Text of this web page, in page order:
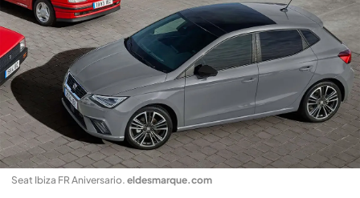
Seat Ibiza FR Aniversario. eldesmarque.com